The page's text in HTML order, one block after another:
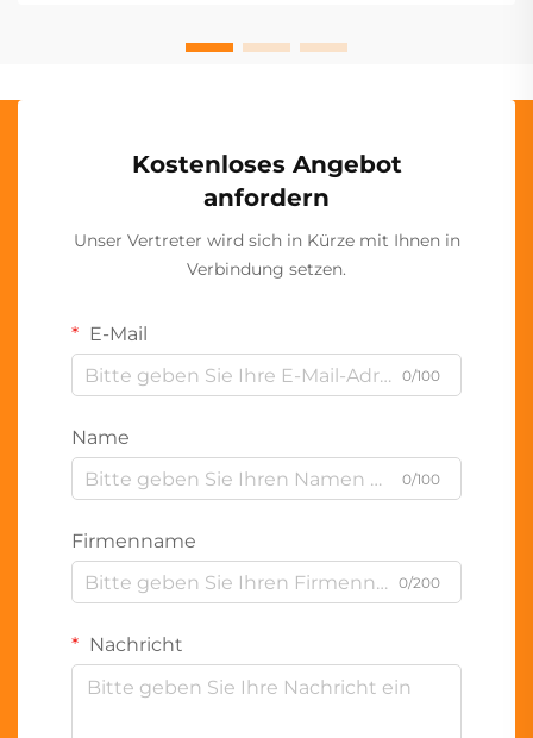
Kostenloses Angebot
anfordern
Unser Vertreter wird sich in Kürze mit Ihnen in
Verbindung setzen.
E-Mail
0/100
Name
0/100
Firmenname
0/200
Nachricht